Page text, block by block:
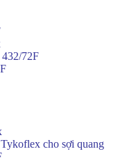
72F
cho sợi quang